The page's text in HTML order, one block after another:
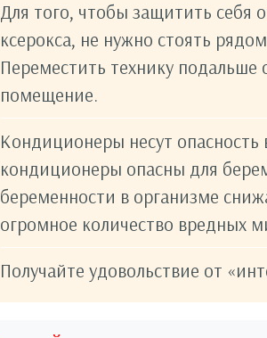
Для того, чтобы защитить себя
ксерокса, не нужно стоять
Переместить технику подальше
помещение.
Кондиционеры несут
кондиционеры опасны для
беременности в организме
огромное количество вредных
Получайте удовольствие от